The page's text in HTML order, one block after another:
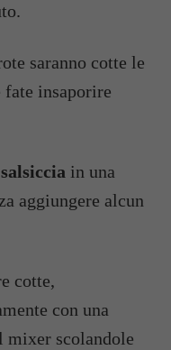
saranno cotte le
insaporire
salsiccia in una
aggiungere alcun
cotte,
con una
mixer scolandole